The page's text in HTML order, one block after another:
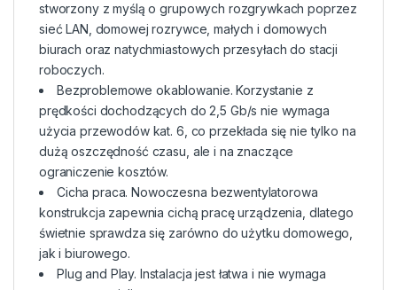
stworzony z myślą o grupowych rozgrywkach poprzez
sieć LAN, domowej rozrywce, małych i domowych
biurach oraz natychmiastowych przesyłach do stacji
roboczych.
Bezproblemowe okablowanie. Korzystanie z
prędkości dochodzących do 2,5 Gb/s nie wymaga
użycia przewodów kat. 6, co przekłada się nie tylko na
dużą oszczędność czasu, ale i na znaczące
ograniczenie kosztów.
Cicha praca. Nowoczesna bezwentylatorowa
konstrukcja zapewnia cichą pracę urządzenia, dlatego
świetnie sprawdza się zarówno do użytku domowego,
jak i biurowego.
Plug and Play. Instalacja jest łatwa i nie wymaga